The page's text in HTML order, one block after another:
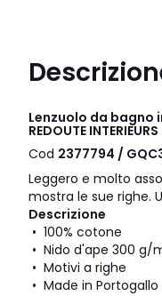
Lenzuolo da bagno
REDOUTE INTERIEURS
Cod 2377794 /
Leggero e molto
mostra le sue righe.
Descrizione
• 100% cotone
• Nido d'ape 300 g/
• Motivi a righe
• Made in Portogallo